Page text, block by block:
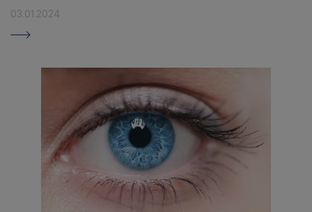
03.01.2024